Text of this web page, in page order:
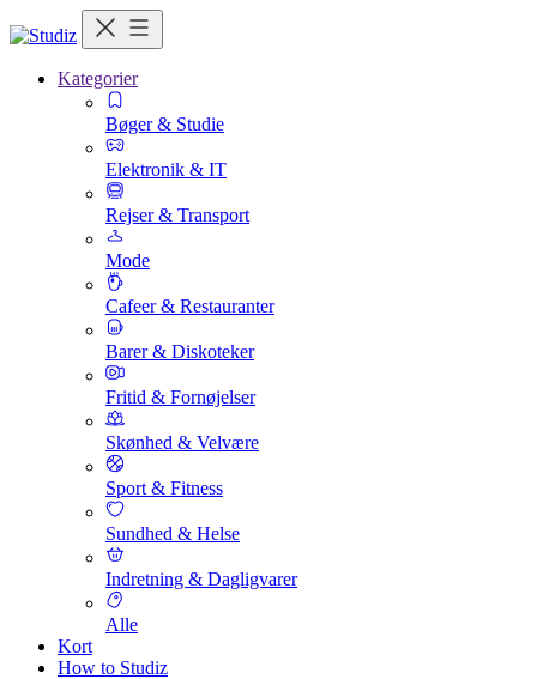
Kategorier
Bøger & Studie
Elektronik & IT
Rejser & Transport
Mode
Cafeer & Restauranter
Barer & Diskoteker
Fritid & Fornøjelser
Skønhed & Velvære
Sport & Fitness
Sundhed & Helse
Indretning & Dagligvarer
Alle
Kort
How to Studiz